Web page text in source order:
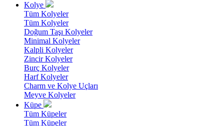
Kolye
Tüm Kolyeler
Tüm Kolyeler
Doğum Taşı Kolyeler
Minimal Kolyeler
Kalpli Kolyeler
Zincir Kolyeler
Burç Kolyeler
Harf Kolyeler
Charm ve Kolye Uçları
Meyve Kolyeler
Küpe
Tüm Küpeler
Tüm Küpeler